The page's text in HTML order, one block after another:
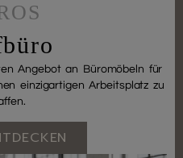
Angebot an Büromöbeln für
einzigartigen Arbeitsplatz zu